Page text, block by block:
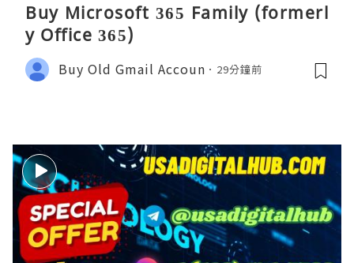
Buy Microsoft 365 Family (formerl
y Office 365)
Buy Old Gmail Accoun 29分鐘前